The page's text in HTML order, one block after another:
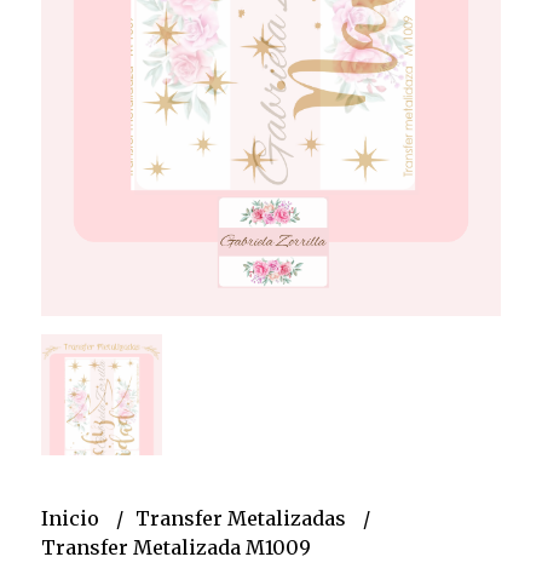
Inicio
Transfer Metalizadas
Transfer Metalizada M1009